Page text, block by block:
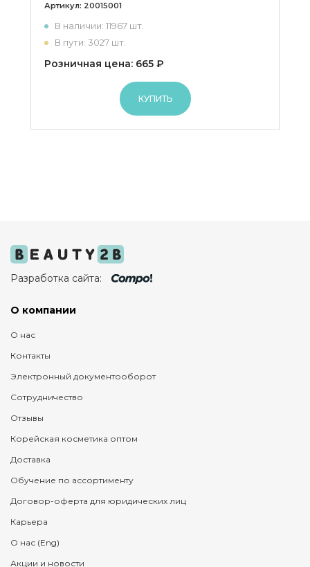
Артикул: 20015001
В наличии: 11967 шт.
В пути: 3027 шт.
Розничная цена: 665 ₽
КУПИТЬ
Разработка сайта:
О компании
О нас
Контакты
Электронный документооборот
Сотрудничество
Отзывы
Корейская косметика оптом
Доставка
Обучение по ассортименту
Договор-оферта для юридических лиц
Карьера
О нас (Eng)
Акции и новости